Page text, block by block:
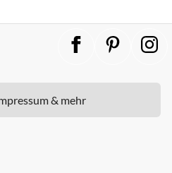
& mehr